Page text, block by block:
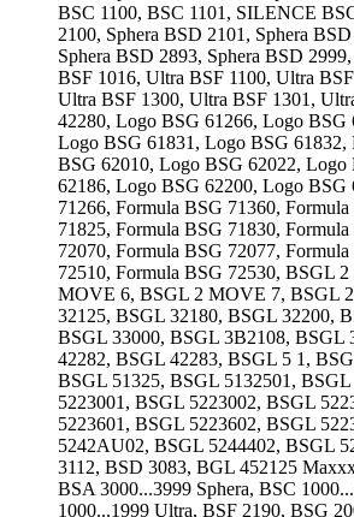
BSC 1100, BSC 1101, SILENCE
2100, Sphera BSD 2101, Sphera
Sphera BSD 2893, Sphera BSD
BSF 1016, Ultra BSF 1100, Ultra
Ultra BSF 1300, Ultra BSF 1301,
42280, Logo BSG 61266, Logo
Logo BSG 61831, Logo BSG
BSG 62010, Logo BSG 62022,
62186, Logo BSG 62200, Logo
71266, Formula BSG 71360,
71825, Formula BSG 71830,
72070, Formula BSG 72077,
72510, Formula BSG 72530,
MOVE 6, BSGL 2 MOVE 7, BSGL
32125, BSGL 32180, BSGL 32200,
BSGL 33000, BSGL 3B2108, BSGL
42282, BSGL 42283, BSGL 5 1,
BSGL 51325, BSGL 5132501,
5223001, BSGL 5223002, BSGL
5223601, BSGL 5223602, BSGL
5242AU02, BSGL 5244402, BSGL
3112, BSD 3083, BGL 452125
BSA 3000...3999 Sphera, BSC
1000...1999 Ultra, BSF 2190, BSG